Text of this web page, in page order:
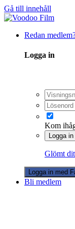
Gå till innehåll
Redan
Logga in
Kom
Logga in
Glömt
Logga in med
Bli medlem